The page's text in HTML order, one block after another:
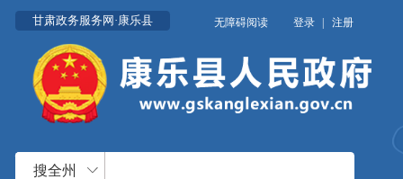
甘肃政务服务网·康乐县 无障碍阅读 登录 | 注册
搜全州